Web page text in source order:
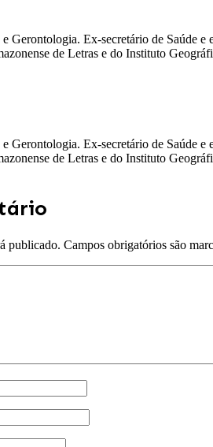
Ex-secretário de Saúde e
de Letras e do Instituto
Ex-secretário de Saúde e
de Letras e do Instituto
publicado. Campos obrigatórios são